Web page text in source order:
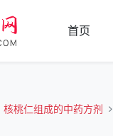
首页
核桃仁组成的中药方剂